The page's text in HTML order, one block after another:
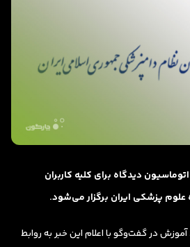
دیدگاه برای کلیه کاربران
علوم پزشکی ایران برگزار می‌شود.
در گفت‌وگو با اعلام این خبر به روابط